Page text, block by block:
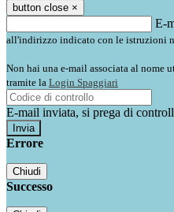
button close ×
E-
all'indirizzo indicato con le istruzioni
Non hai una e-mail associata al nome
tramite la Login Spaggiari
E-mail inviata, si prega di
Errore
Chiudi
Successo